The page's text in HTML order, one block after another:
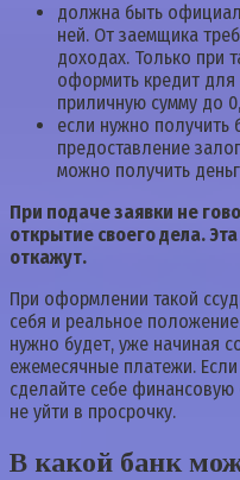
должна быть
ней. От заемщика
доходах. Только при
оформить кредит для
приличную сумму до
если нужно получить
предоставление
можно получить
При подаче заявки не
открытие своего дела.
откажут.
При оформлении такой
себя и реальное
нужно будет, уже начиная
ежемесячные платежи.
сделайте себе
не уйти в просрочку.
В какой банк